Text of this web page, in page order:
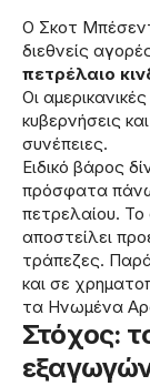
Ο Σκοτ
διεθνείς
πετρέλαιο
Οι
κυβερνήσεις
συνέπειες.
Ειδικό βάρος
πρόσφατα
πετρελαίου. Το
αποστείλει
τράπεζες.
και σε
τα Ηνωμένα
Στόχος: